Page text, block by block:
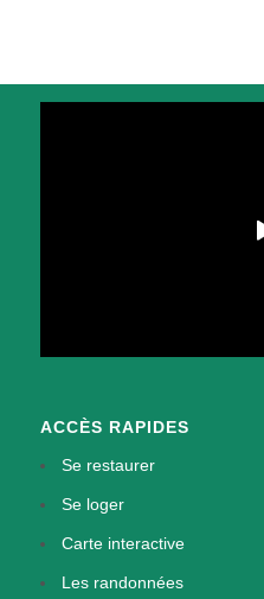
ACCÈS RAPIDES
Se restaurer
Se loger
Carte interactive
Les randonnées